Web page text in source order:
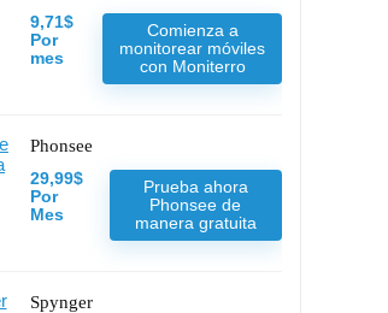
9,71$
Por
mes
Comienza a
monitorear móviles
con Moniterro
Phonsee
29,99$
Por
Mes
Prueba ahora
Phonsee de
manera gratuita
Spynger